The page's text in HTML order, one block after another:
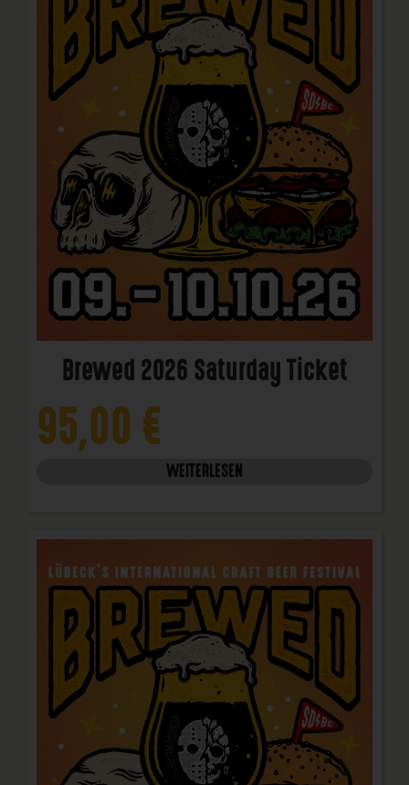
Brewed 2026 Saturday Ticket
95,00 €
WEITERLESEN